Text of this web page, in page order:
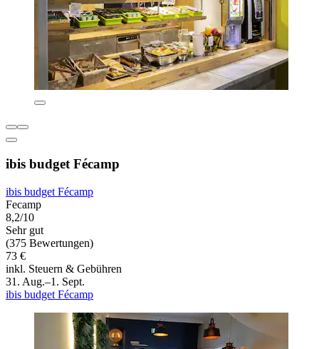
ibis budget Fécamp
ibis budget Fécamp
Fecamp
8,2/10
Sehr gut
(375 Bewertungen)
73 €
inkl. Steuern & Gebühren
31. Aug.–1. Sept.
ibis budget Fécamp